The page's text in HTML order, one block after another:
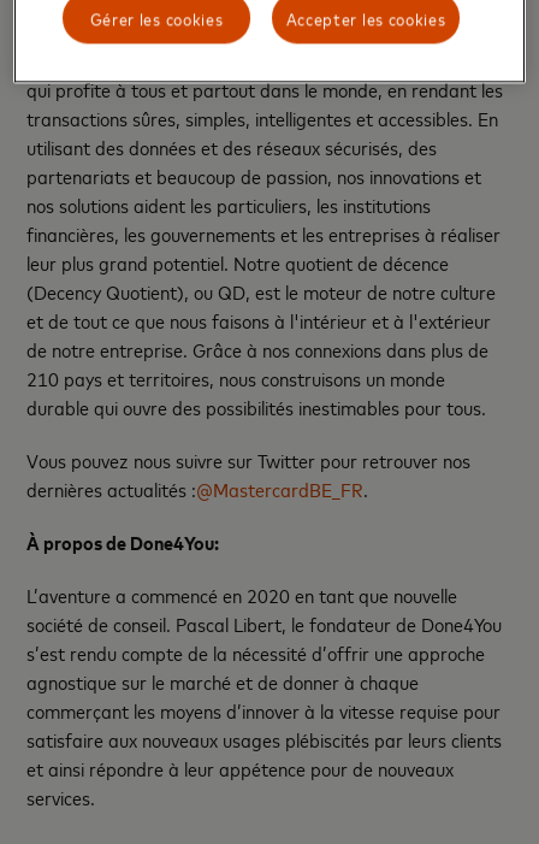
dans l’industrie des paiements. Notre mission est de
qui profite à tous et partout dans le monde, en rendant les
transactions sûres, simples, intelligentes et accessibles. En
utilisant des données et des réseaux sécurisés, des
partenariats et beaucoup de passion, nos innovations et
nos solutions aident les particuliers, les institutions
financières, les gouvernements et les entreprises à réaliser
leur plus grand potentiel. Notre quotient de décence
(Decency Quotient), ou QD, est le moteur de notre culture
et de tout ce que nous faisons à l'intérieur et à l'extérieur
de notre entreprise. Grâce à nos connexions dans plus de
210 pays et territoires, nous construisons un monde
durable qui ouvre des possibilités inestimables pour tous.
Vous pouvez nous suivre sur Twitter pour retrouver nos
dernières actualités :@MastercardBE_FR.
À propos de Done4You:
L’aventure a commencé en 2020 en tant que nouvelle
société de conseil. Pascal Libert, le fondateur de Done4You
s’est rendu compte de la nécessité d’offrir une approche
agnostique sur le marché et de donner à chaque
commerçant les moyens d’innover à la vitesse requise pour
satisfaire aux nouveaux usages plébiscités par leurs clients
et ainsi répondre à leur appétence pour de nouveaux
services.
Accepter les cookies
Gérer les cookies